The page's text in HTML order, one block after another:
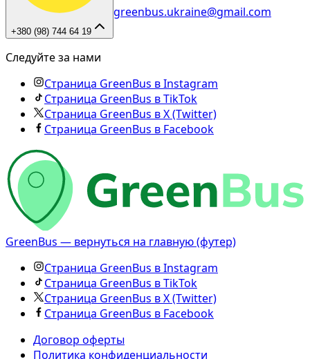
+380 (98) 744 64 19
greenbus.ukraine@gmail.com
Следуйте за нами
Страница GreenBus в Instagram
Страница GreenBus в TikTok
Страница GreenBus в X (Twitter)
Страница GreenBus в Facebook
GreenBus — вернуться на главную (футер)
Страница GreenBus в Instagram
Страница GreenBus в TikTok
Страница GreenBus в X (Twitter)
Страница GreenBus в Facebook
Договор оферты
Политика конфиденциальности